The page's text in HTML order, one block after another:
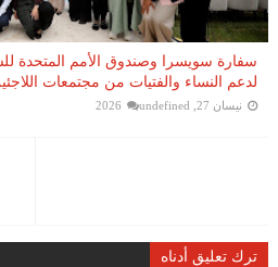
سفارة سويسرا وصندوق الأمم المتحدة
لدعم النساء والفتيات من مجتمعات
نيسان 27, 2026 undefined
ترك تعليق أدناه